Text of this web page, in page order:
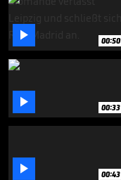
seconds
 00:50
 00:33
 00:43